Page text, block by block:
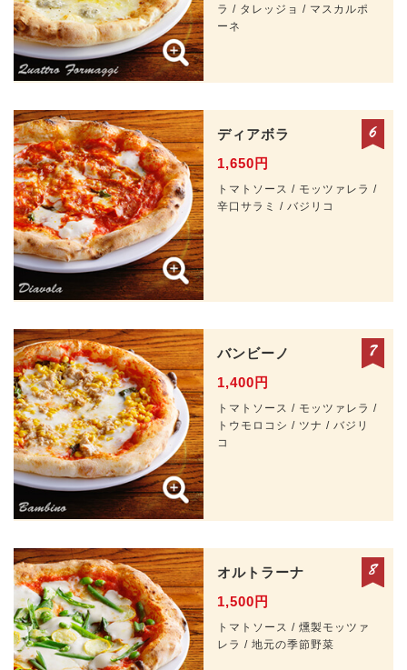
ラ / タレッジョ / マスカルポ
ーネ
ディアボラ
1,650円
トマトソース / モッツァレラ /
辛口サラミ / バジリコ
バンビーノ
1,400円
トマトソース / モッツァレラ /
トウモロコシ / ツナ / バジリ
コ
オルトラーナ
1,500円
トマトソース / 燻製モッツァ
レラ / 地元の季節野菜